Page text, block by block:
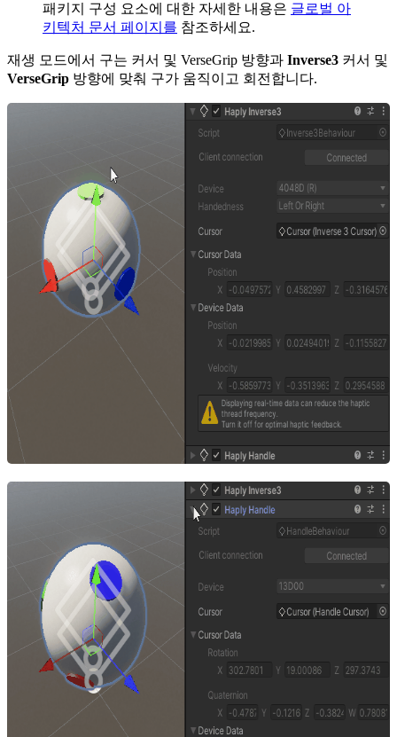
패키지 구성 요소에 대한 자세한 내용은 글로벌 아
키텍처 문서 페이지를 참조하세요.
재생 모드에서 구는 커서 및 VerseGrip 방향과 Inverse3 커서 및
VerseGrip 방향에 맞춰 구가 움직이고 회전합니다.